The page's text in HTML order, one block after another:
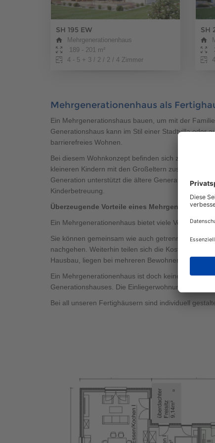
SH 195 EW
Mehrgenerationenhaus
189 - 201 m²
4 - 5 + 3 / 2 / 2 / 4 Zimmer
SH
Mehrgenerationenhaus als
Ein Mehrgenerationshaus bauen, um mit der
Generationshaus kann im Stil einer Stadtvilla oder
barrierefreies Wohnen.
Bei diesem Wohnkonzept befinden sich zwei
kleineren Kindern mit den Großeltern zusammen.
Generation unterstützt die ältere Generation bei
Kinderbetreuung.
Überzeugende Vorteile eines
Ein Mehrgenerationenhaus bietet viele Vorteile.
Sie können gemeinsam wie auch getrennt mit
nachgehen. Weiterhin teilen sich die Kosten für
Hausbau, liegen bei mehreren Bewohnern.
Ein Mehrgenerationenhaus ist doch keinesfalls auf
Generationshauses. Die Einliegerwohnung lässt
Bei all unseren Fertighäusern sind individuell